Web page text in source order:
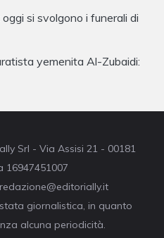
si svolgono i funerali di
yemenita Al-Zubaidi:
Srl - Via Assisi 21 - 00181
16947451007
giornalistica, in quanto
alcuna periodicità.